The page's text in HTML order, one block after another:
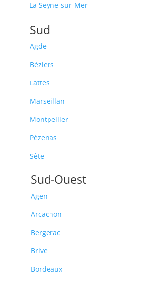
La Seyne-sur-Mer
Sud
Agde
Béziers
Lattes
Marseillan
Montpellier
Pézenas
Sète
Sud-Ouest
Agen
Arcachon
Bergerac
Brive
Bordeaux